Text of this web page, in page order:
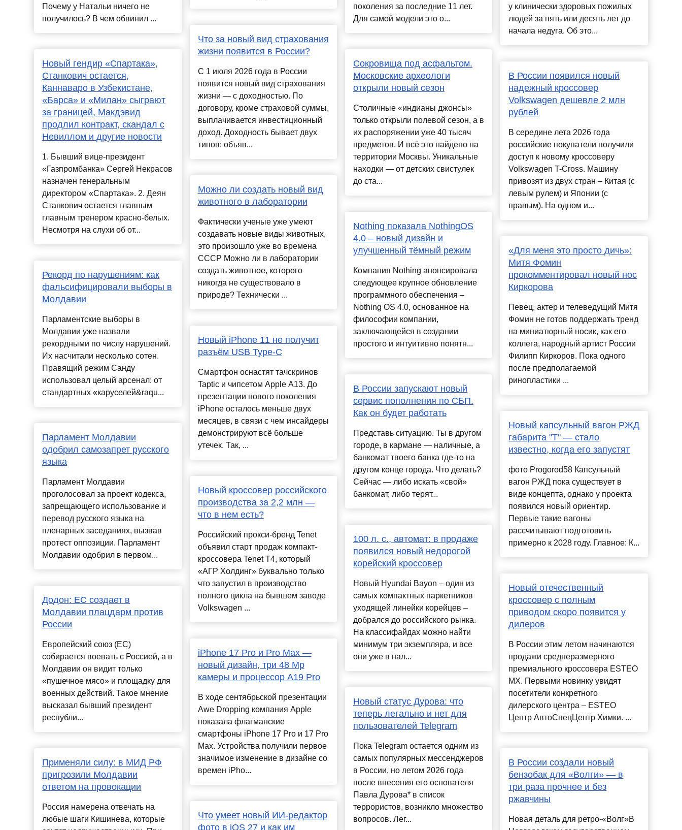
Почему у Натальи ничего не
получилось? В чем обвинил ...
Новый гендир «Спартака»,
Станкович остается,
Каннаваро в Узбекистане,
«Барса» и «Милан» сыграют
за границей, Макдэвид
продлил контракт, скандал с
Невиллом и другие новости
1. Бывший вице-президент
«Газпромбанка» Сергей Некрасов
назначен генеральным
директором «Спартака». 2. Деян
Станкович остается главным
главным тренером красно-белых.
Несмотря на слухи об от...
Рекорд по нарушениям: как
фальсифицировали выборы в
Молдавии
Парламентские выборы в
Молдавии уже назвали
рекордными по числу нарушений.
Их насчитали несколько сотен.
Правящий режим Санду
использовал целый арсенал: от
стандартных «каруселей&raqu...
Парламент Молдавии
одобрил самозапрет русского
языка
Парламент Молдавии
проголосовал за проект кодекса,
запрещающего использование и
перевод русского языка на
пленарных заседаниях, вызвав
протест оппозиции. Парламент
Молдавии одобрил в первом...
Додон: ЕС создает в
Молдавии плацдарм против
России
Европейский союз (ЕС)
собирается воевать с Россией, а в
Молдавии он видит только
«пушечное мясо» и площадку для
военных действий. Такое мнение
высказал бывший президент
республи...
Применяли силу: в МИД РФ
пригрозили Молдавии
ответом на провокации
Россия намерена отвечать на
любые шаги Кишинева, которые
Что за новый вид страхования
жизни появится в России?
С 1 июля 2026 года в России
появится новый вид страхования
жизни — с доходностью. По
договору, кроме страховой суммы,
выплачивается инвестиционный
доход. Доходность бывает двух
типов: объяв...
Можно ли создать новый вид
животного в лаборатории
Фактически ученые уже умеют
создавать новые виды животных,
это произошло уже во времена
СССР Можно ли в лаборатории
создать животное, которого
никогда не существовало в
природе? Технически ...
Новый iPhone 11 не получит
разъём USB Type-C
Смартфон оснастят тачскринов
Taptic и чипсетом Apple A13. До
презентации нового поколения
iPhone осталось меньше двух
месяцев, в связи с чем инсайдеры
демонстрируют всё больше
утечек. Так, ...
Новый кроссовер российского
производства за 2,2 млн —
что в нем есть?
Российский прокси-бренд Tenet
объявил старт продаж компакт-
кроссовера Tenet T4, который
«АГР Холдинг» буквально только
что запустил в производство
полного цикла на бывшем заводе
Volkswagen ...
iPhone 17 Pro и Pro Max —
новый дизайн, три 48 Мр
камеры и процессор A19 Pro
В ходе сентябрьской презентации
Awe Dropping компания Apple
показала флагманские
смартфоны iPhone 17 Pro и 17 Pro
Max. Устройства получили первое
значимое изменение в дизайне со
времен iPho...
Что умеет новый ИИ-редактор
фото в iOS 27 и как им
поколения за последние 11 лет.
Для самой модели это о...
Сокровища под асфальтом.
Московские археологи
открыли новый сезон
Столичные «индианы джонсы»
только открыли полевой сезон, а в
их распоряжении уже 40 тысяч
предметов. И всё это найдено на
территории Москвы. Уникальные
находки — от детских свистулек
до ста...
Nothing показала NothingOS
4.0 – новый дизайн и
улучшенный тёмный режим
Компания Nothing анонсировала
следующее крупное обновление
программного обеспечения –
Nothing OS 4.0, основанное на
философии компании,
заключающейся в создании
простого и интуитивно понятн...
В России запускают новый
сервис пополнения по СБП.
Как он будет работать
Представь ситуацию. Ты в другом
городе, в кармане — наличные, а
банкомат твоего банка где-то на
другом конце города. Что делать?
Сейчас — либо искать «свой»
банкомат, либо терят...
100 л. с., автомат: в продаже
появился новый недорогой
корейский кроссовер
Новый Hyundai Bayon – один из
самых компактных паркетников
уходящей линейки корейцев –
добрался до российского рынка.
На классифайдах можно найти
минимум три экземпляра, и все
они уже в нал...
Новый статус Дурова: что
теперь легально и нет для
пользователей Telegram
Пока Telegram остается одним из
самых популярных мессенджеров
в России, но летом 2026 года
после внесения его основателя
Павла Дурова* в список
террористов, возникло множество
вопросов. Лег...
у клинически здоровых пожилых
людей за пять или десять лет до
начала недуга. Об это...
В России появился новый
надежный кроссовер
Volkswagen дешевле 2 млн
рублей
В середине лета 2026 года
российские покупатели получили
доступ к новому кроссоверу
Volkswagen T-Cross. Машину
привозят из двух стран – Китая (с
левым рулем) и Японии (с
правым). На одном и...
«Для меня это просто дичь»:
Митя Фомин
прокомментировал новый нос
Киркорова
Певец, актер и телеведущий Митя
Фомин не готов поддержать тренд
на миниатюрный носик, как его
коллега, народный артист России
Филипп Киркоров. Пока одного
после предполагаемой
ринопластики ...
Новый капсульный вагон РЖД
габарита "Т" — стало
известно, когда его запустят
фото Progorod58 Капсульный
вагон РЖД пока существует в
виде концепта, однако у проекта
появился новый ориентир.
Первые такие вагоны
рассчитывают подготовить
примерно к 2028 году. Главное: К...
Новый отечественный
кроссовер с полным
приводом скоро появится у
дилеров
В России этим летом начинаются
продажи среднеразмерного
премиального кроссовера ESTEO
MX. Первыми новинку увидят
посетители конкретного
дилерского центра – ESTEO
Центр АвтоСпецЦентр Химки. ...
В России создали новый
бензобак для «Волги» — в
три раза прочнее и без
ржавчины
Новая деталь для ретро-«Волг»В